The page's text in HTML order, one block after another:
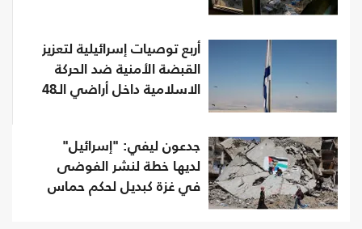
أربع توصيات إسرائيلية لتعزيز
القبضة الأمنية ضد الحركة
الاسلامية داخل أراضي الـ48
جدعون ليفي: "إسرائيل"
لديها خطة لنشر الفوضى
في غزة كبديل لحكم حماس